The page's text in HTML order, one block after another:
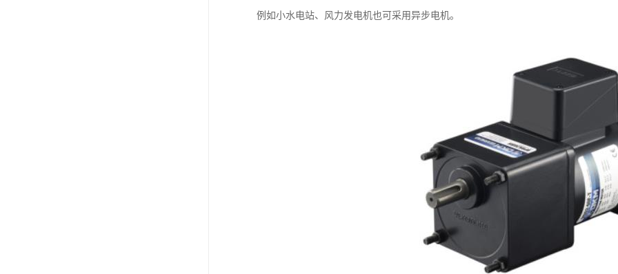
例如小水电站、风力发电机也可采用异步电机。